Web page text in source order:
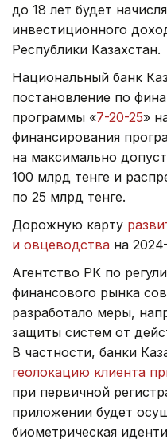
до 18 лет будет
инвестиционного
Республики Казахстан.
Национальный банк
постановление по
программы «7-20-25»
финансирования
на максимально
100 млрд тенге и
по 25 млрд тенге.
Дорожную карту
и овцеводства на
Агентство РК по
финансового рынка
разработало меры,
защиты систем от
В частности, банки
геолокацию клиента
при первичной
приложении будет
биометрическая